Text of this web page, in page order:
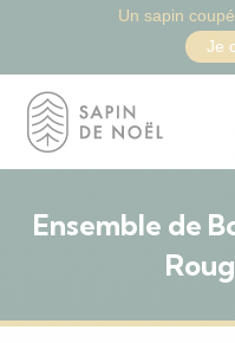
Ensemble de
Un sapin
Je